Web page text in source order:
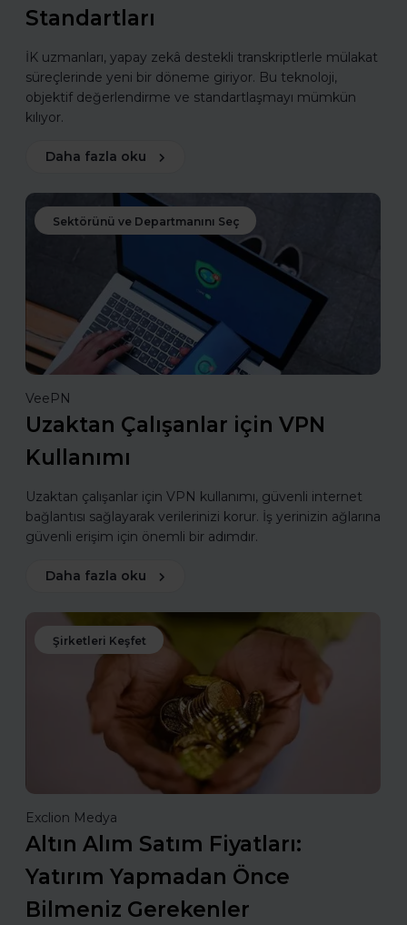
Standartları
İK uzmanları, yapay zekâ destekli transkriptlerle mülakat
süreçlerinde yeni bir döneme giriyor. Bu teknoloji,
objektif değerlendirme ve standartlaşmayı mümkün
kılıyor.
Daha fazla oku
Sektörünü ve Departmanını Seç
VeePN
Uzaktan Çalışanlar için VPN
Kullanımı
Uzaktan çalışanlar için VPN kullanımı, güvenli internet
bağlantısı sağlayarak verilerinizi korur. İş yerinizin ağlarına
güvenli erişim için önemli bir adımdır.
Daha fazla oku
Şirketleri Keşfet
Exclion Medya
Altın Alım Satım Fiyatları:
Yatırım Yapmadan Önce
Bilmeniz Gerekenler